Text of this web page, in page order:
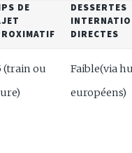
DE
DESSERTES
DIRECTES
(train ou
Faible(via
européens)